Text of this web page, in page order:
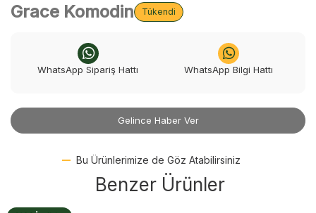
Grace Komodin Tükendi
WhatsApp Sipariş Hattı WhatsApp Bilgi Hattı
Gelince Haber Ver
Bu Ürünlerimize de Göz Atabilirsiniz
Benzer Ürünler